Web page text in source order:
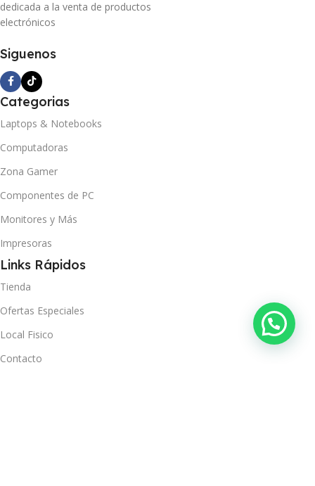
dedicada a la venta de productos
electrónicos
Siguenos
Categorias
Laptops & Notebooks
Computadoras
Zona Gamer
Componentes de PC
Monitores y Más
Impresoras
Links Rápidos
Tienda
Ofertas Especiales
Local Fisico
Contacto